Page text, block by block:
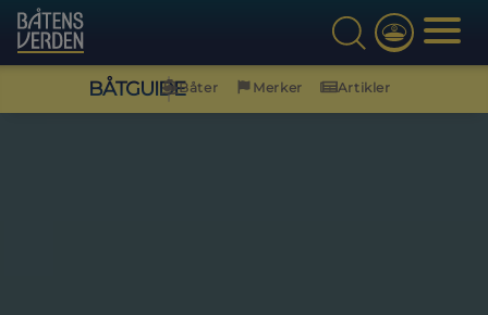
BÅTGUIDEBåter Merker Artikler